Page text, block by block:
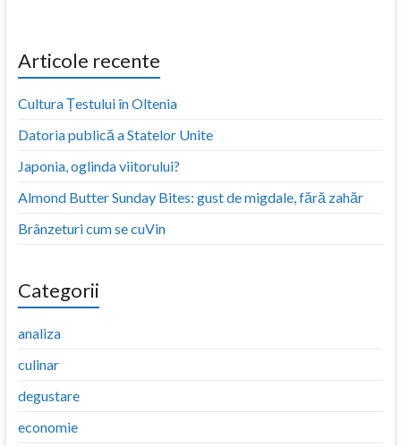
Articole recente
Cultura Țestului în Oltenia
Datoria publică a Statelor Unite
Japonia, oglinda viitorului?
Almond Butter Sunday Bites: gust de migdale, fără zahăr
Brânzeturi cum se cuVin
Categorii
analiza
culinar
degustare
economie